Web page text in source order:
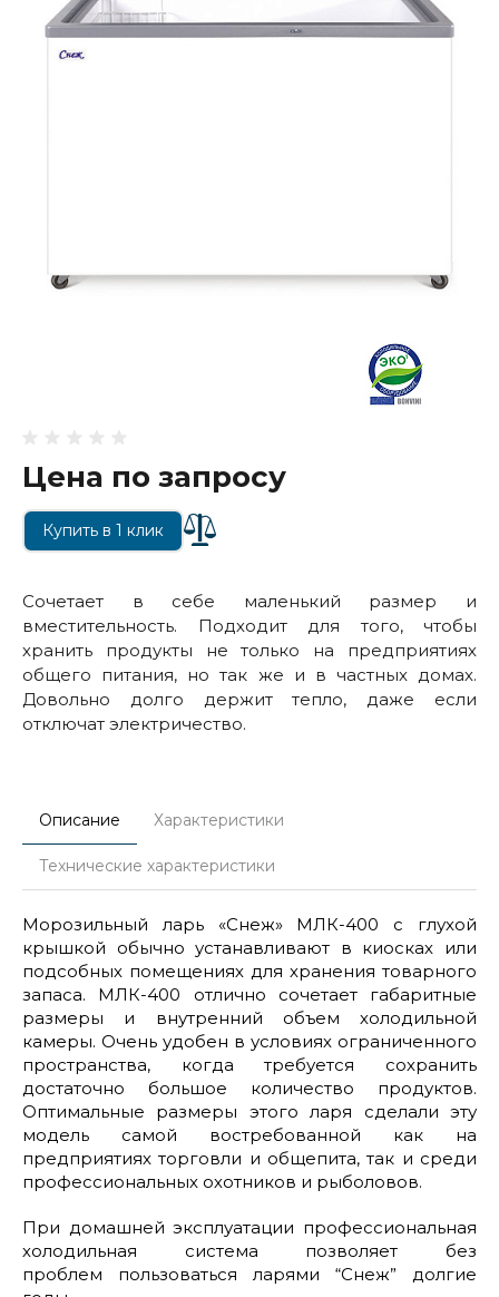
Цена по запросу
Купить в 1 клик
Сочетает в себе маленький размер и
вместительность. Подходит для того, чтобы
хранить продукты не только на предприятиях
общего питания, но так же и в частных домах.
Довольно долго держит тепло, даже если
отключат электричество.
Описание Характеристики
Технические характеристики
Морозильный ларь «Снеж» МЛК-400 с глухой
крышкой обычно устанавливают в киосках или
подсобных помещениях для хранения товарного
запаса. МЛК-400 отлично сочетает габаритные
размеры и внутренний объем холодильной
камеры. Очень удобен в условиях ограниченного
пространства, когда требуется сохранить
достаточно большое количество продуктов.
Оптимальные размеры этого ларя сделали эту
модель самой востребованной как на
предприятиях торговли и общепита, так и среди
профессиональных охотников и рыболовов.
При домашней эксплуатации профессиональная
холодильная система позволяет без
проблем пользоваться ларями “Снеж” долгие